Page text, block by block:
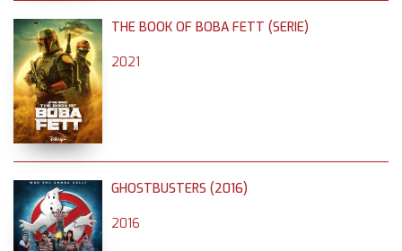
THE BOOK OF BOBA FETT (SERIE)
2021
GHOSTBUSTERS (2016)
2016